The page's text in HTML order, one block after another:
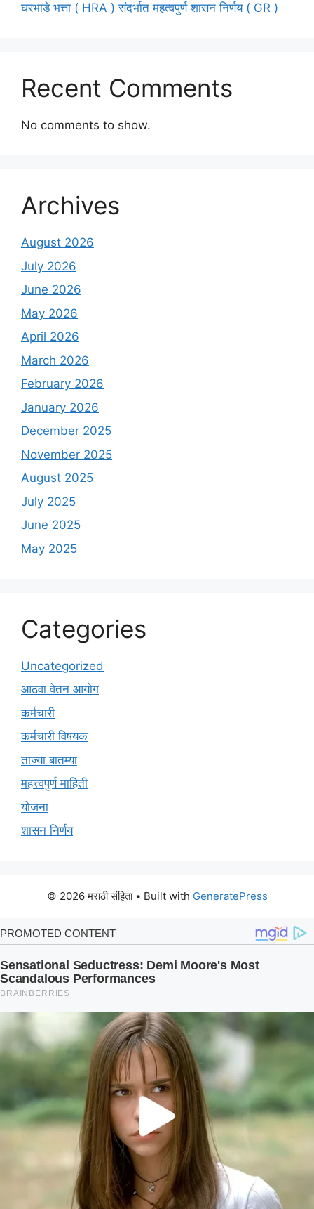
घरभाडे भत्ता ( HRA ) संदर्भात महत्वपुर्ण शासन निर्णय ( GR )
Recent Comments
No comments to show.
Archives
August 2026
July 2026
June 2026
May 2026
April 2026
March 2026
February 2026
January 2026
December 2025
November 2025
August 2025
July 2025
June 2025
May 2025
Categories
Uncategorized
आठवा वेतन आयोग
कर्मचारी
कर्मचारी विषयक
ताज्या बातम्या
महत्त्वपुर्ण माहिती
योजना
शासन निर्णय
© 2026 मराठी संहिता• Built with GeneratePress